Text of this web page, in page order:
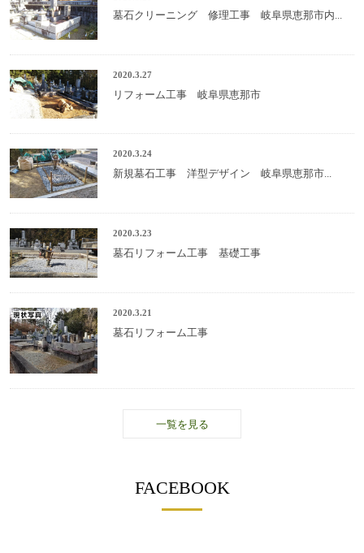
墓石クリーニング 修理工事 岐阜県恵那市内...
2020.3.27
リフォーム工事 岐阜県恵那市
2020.3.24
新規墓石工事 洋型デザイン 岐阜県恵那市...
2020.3.23
墓石リフォーム工事 基礎工事
2020.3.21
墓石リフォーム工事
一覧を見る
FACEBOOK